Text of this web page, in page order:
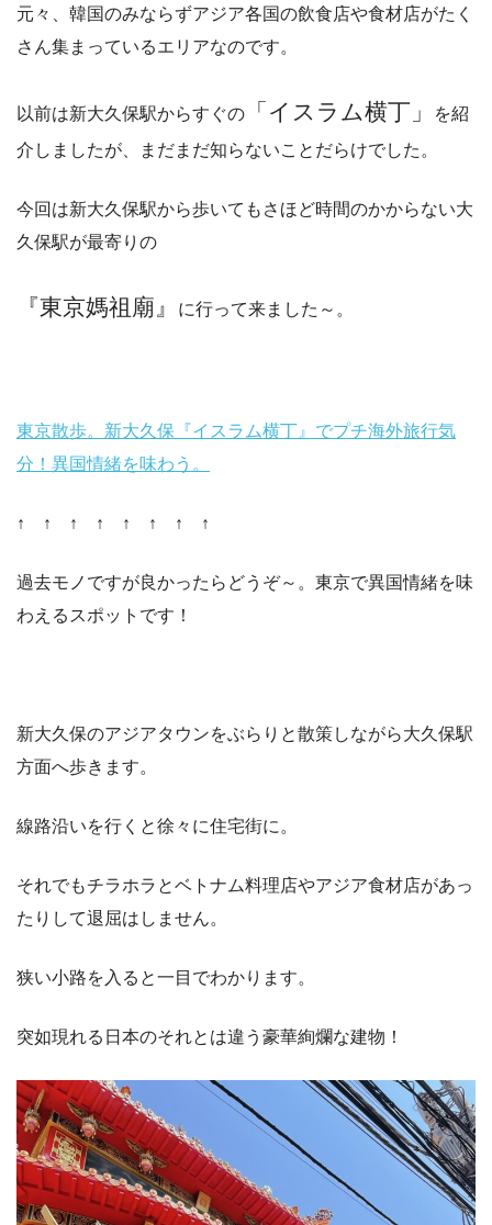
元々、韓国のみならずアジア各国の飲食店や食材店がたく
さん集まっているエリアなのです。
以前は新大久保駅からすぐの 「イスラム横丁」
を紹
介しましたが、まだまだ知らないことだらけでした。
今回は新大久保駅から歩いてもさほど時間のかからない大
久保駅が最寄りの
『東京媽祖廟』 に行って来ました～。
東京散歩。新大久保『イスラム横丁』でプチ海外旅行気
分！異国情緒を味わう。
↑ ↑ ↑ ↑ ↑ ↑ ↑ ↑
過去モノですが良かったらどうぞ～。東京で異国情緒を味
わえるスポットです！
新大久保のアジアタウンをぶらりと散策しながら大久保駅
方面へ歩きます。
線路沿いを行くと徐々に住宅街に。
それでもチラホラとベトナム料理店やアジア食材店があっ
たりして退屈はしません。
狭い小路を入ると一目でわかります。
突如現れる日本のそれとは違う豪華絢爛な建物！